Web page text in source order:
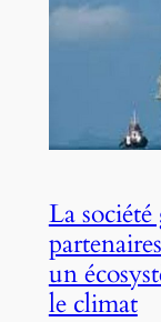
La société
un
le climat